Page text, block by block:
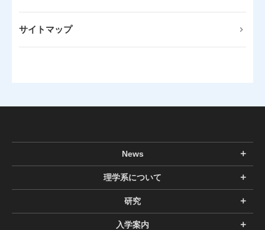
サイトマップ
News
理学系について
研究
入学案内